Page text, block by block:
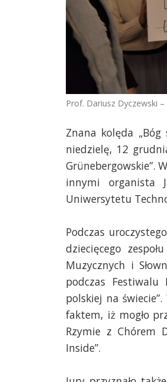
Prof. Dariusz Dyczewski –
Znana kolęda
niedzielę, 12
Grünebergowskie”.
innymi organista
Uniwersytetu
Podczas
dziecięcego
Muzycznych i
podczas Festiwalu
polskiej na
faktem, iż mogło
Rzymie z Chórem
Inside”.